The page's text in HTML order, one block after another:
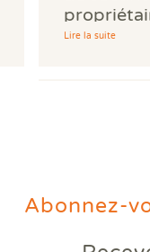
Lire la suite
Abonnez-